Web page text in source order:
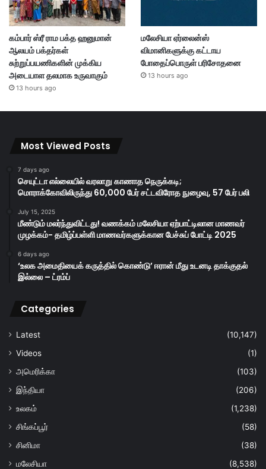
கம்பார் ஸ்ரீ ராம பக்த ஹனுமான்
ஆலயம் பக்தர்கள்
சுற்றுப்பயணிகளின் முக்கிய
அடையாள தலமாக உருவாகும்
13 hours ago
மலேசியா ஏர்லைன்ஸ்
விமானிகளுக்கு கட்டாய
போதைப்பொருள் பரிசோதனை
13 hours ago
Most Viewed Posts
7 days ago
செயுட்டா எல்லையில் வரலாறு காணாத நெருக்கடி;
மொராக்கோவிலிருந்து 60,000 பேர் சட்டவிரோத நுழைவு, 57 பேர் பலி
July 15, 2025
மீண்டும் மலர்ந்துவிட்டது! வணக்கம் மலேசியா ஏற்பாட்டிலான மாணவர்
முழக்கம்- தமிழ்ப்பள்ளி மாணவர்களுக்கான பேச்சுப் போட்டி 2025
6 days ago
‘உலக அமைதியைக் கருத்தில் கொண்டு’ ஈரான் மீது உடனடி தாக்குதல்
இல்லை – ட்ரம்ப்
Categories
Latest
(10,147)
Videos
(1)
அமெரிக்கா
(103)
இந்தியா
(206)
உலகம்
(1,238)
சிங்கப்பூர்
(58)
சினிமா
(38)
மலேசியா
(8,538)